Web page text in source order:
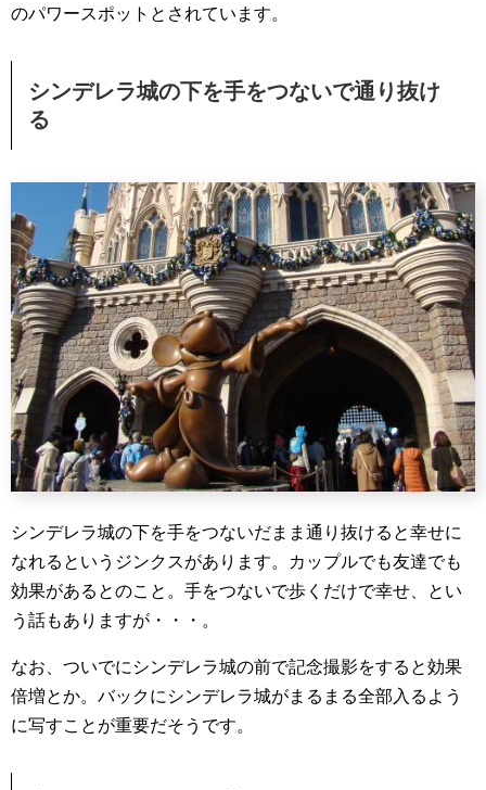
のパワースポットとされています。
シンデレラ城の下を手をつないで通り抜け
る
シンデレラ城の下を手をつないだまま通り抜けると幸せに
なれるというジンクスがあります。カップルでも友達でも
効果があるとのこと。手をつないで歩くだけで幸せ、とい
う話もありますが・・・。
なお、ついでにシンデレラ城の前で記念撮影をすると効果
倍増とか。バックにシンデレラ城がまるまる全部入るよう
に写すことが重要だそうです。